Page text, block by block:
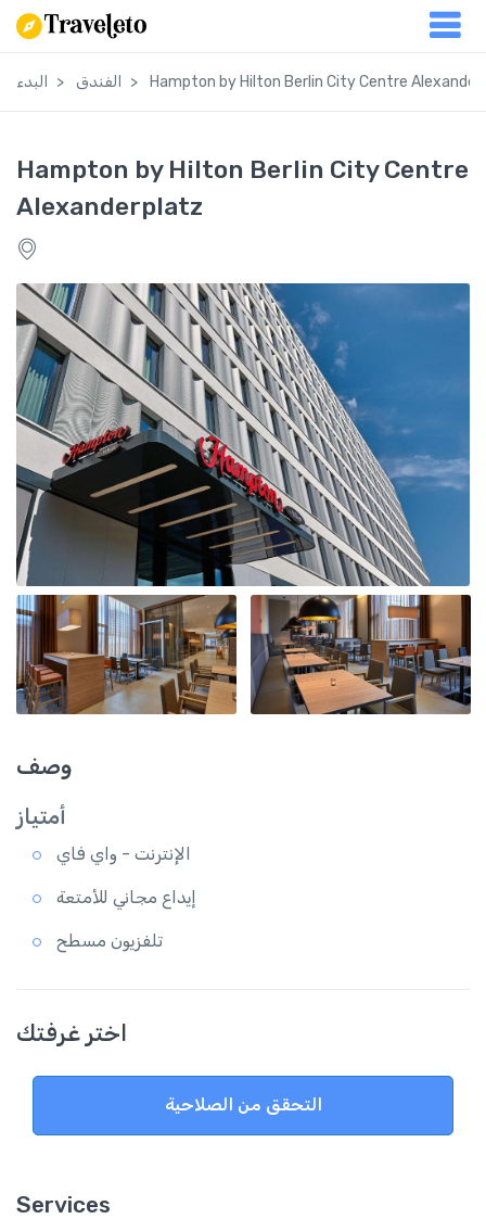
البدء الفندق Hampton by Hilton Berlin City Centre
Hampton by Hilton Berlin City Centre
Alexanderplatz
وصف
أمتياز
الإنترنت - واي فاي
إيداع مجاني للأمتعة
تلفزيون مسطح
اختر غرفتك
التحقق من الصلاحية
Services